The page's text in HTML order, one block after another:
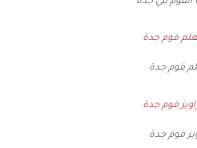
فوم جدة
فوم جدة